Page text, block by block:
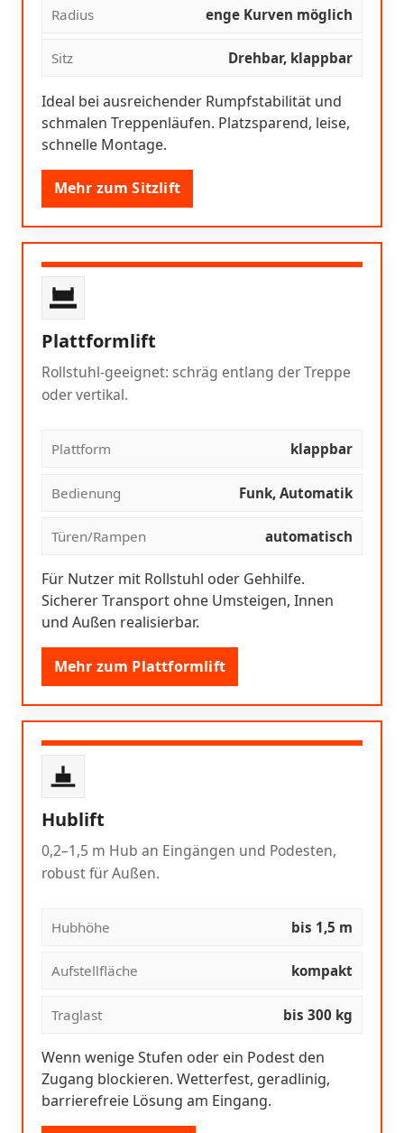
Radius enge Kurven möglich
Sitz Drehbar, klappbar
Ideal bei ausreichender Rumpfstabilität und
schmalen Treppenläufen. Platzsparend, leise,
schnelle Montage.
Mehr zum Sitzlift
Plattformlift
Rollstuhl-geeignet: schräg entlang der Treppe
oder vertikal.
Plattform klappbar
Bedienung Funk, Automatik
Türen/Rampen automatisch
Für Nutzer mit Rollstuhl oder Gehhilfe.
Sicherer Transport ohne Umsteigen, Innen
und Außen realisierbar.
Mehr zum Plattformlift
Hublift
0,2–1,5 m Hub an Eingängen und Podesten,
robust für Außen.
Hubhöhe bis 1,5 m
Aufstellfläche kompakt
Traglast bis 300 kg
Wenn wenige Stufen oder ein Podest den
Zugang blockieren. Wetterfest, geradlinig,
barrierefreie Lösung am Eingang.